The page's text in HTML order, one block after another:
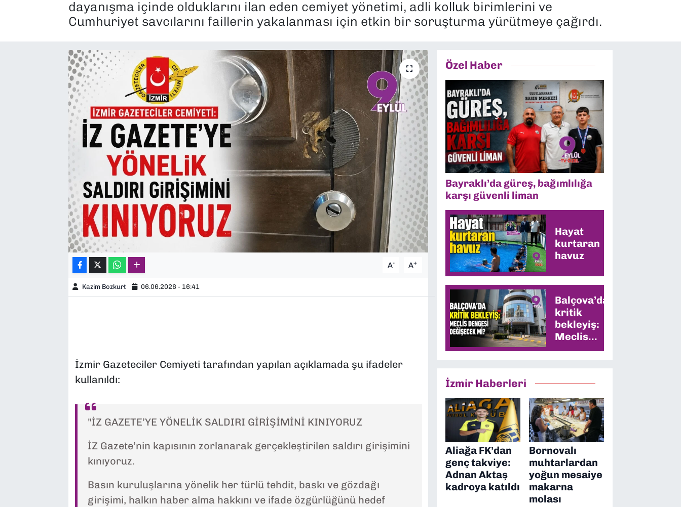
dayanışma içinde olduklarını ilan eden cemiyet yönetimi, adli kolluk birimlerini ve
Cumhuriyet savcılarını faillerin yakalanması için etkin bir soruşturma yürütmeye çağırdı.
A- A+
Kazim Bozkurt 06.06.2026 - 16:41
İzmir Gazeteciler Cemiyeti tarafından yapılan açıklamada şu ifadeler
kullanıldı:
"İZ GAZETE’YE YÖNELİK SALDIRI GİRİŞİMİNİ KINIYORUZ
İZ Gazete’nin kapısının zorlanarak gerçekleştirilen saldırı girişimini
kınıyoruz.
Basın kuruluşlarına yönelik her türlü tehdit, baskı ve gözdağı
girişimi, halkın haber alma hakkını ve ifade özgürlüğünü hedef
Özel Haber
Bayraklı’da güreş, bağımlılığa
karşı güvenli liman
Hayat
kurtaran
havuz
Balçova’da
kritik
bekleyiş:
Meclis
dengesi
İzmir Haberleri
Aliağa FK’dan
genç takviye:
Adnan Aktaş
kadroya katıldı
Bornovalı
muhtarlardan
yoğun mesaiye
makarna
molası
TEKNOLOJİ
YEREL YÖNETİMLER